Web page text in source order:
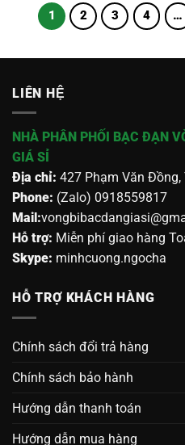
1 2 3 4 …
LIÊN HỆ
NHÀ PHÂN PHỐI BẠC ĐẠN
GIÁ SỈ
Địa chỉ: 427 Phạm Văn Đồng,
Phone: (Zalo) 0918559817
Mail:
Hỗ trợ: Miễn phí giao hàng
Skype: minhcuong.ngocha
HỖ TRỢ KHÁCH HÀNG
Chính sách đổi trả hàng
Chính sách bảo hành
Hướng dẫn thanh toán
Hướng dẫn mua hàng